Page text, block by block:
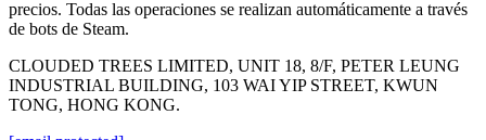
precios. Todas las operaciones se realizan automáticamente a través
de bots de Steam.
CLOUDED TREES LIMITED, UNIT 18, 8/F, PETER LEUNG
INDUSTRIAL BUILDING, 103 WAI YIP STREET, KWUN
TONG, HONG KONG.